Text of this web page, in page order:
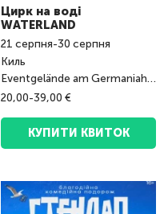
Цирк на воді
WATERLAND
21 серпня-30 серпня
Киль
Eventgelände am Germaniahafen
20,00-39,00 €
КУПИТИ КВИТОК